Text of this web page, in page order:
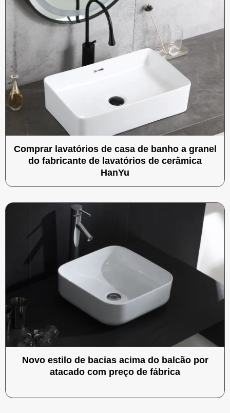
Comprar lavatórios de casa de banho a granel
do fabricante de lavatórios de cerâmica
HanYu
Novo estilo de bacias acima do balcão por
atacado com preço de fábrica